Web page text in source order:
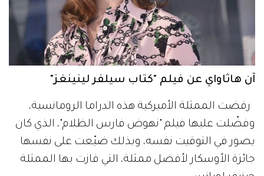
آن هاثاواي عن فيلم "كتاب سيلفر لينينغز"
رفضت الممثلة الأميركية هذه الدراما الرومانسية،
وفضّلت عليها فيلم "نهوض فارس الظلام"، الذي كان
يصور في التوقيت نفسه، وبذلك ضيّعت على نفسها
جائزة الأوسكار لأفضل ممثلة، التي فازت بها الممثلة